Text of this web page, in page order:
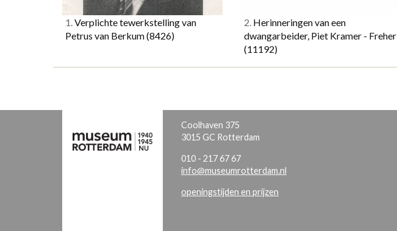
1.Verplichte tewerkstelling van
Petrus van Berkum(8426)
2.Herinneringen van een
dwangarbeider, Piet Kramer - Freher
(11192)
Coolhaven 375
3015 GC Rotterdam
010 - 217 67 67
info@museumrotterdam.nl
openingstijden en prijzen